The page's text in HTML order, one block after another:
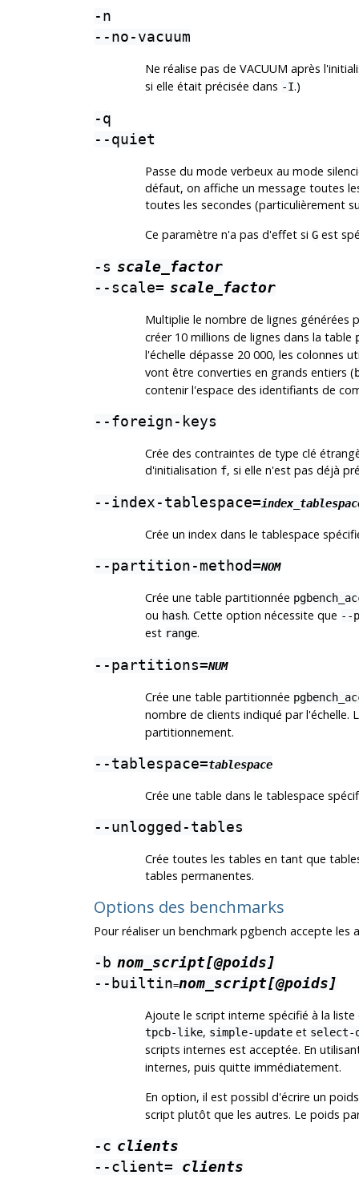
-n
--no-vacuum
Ne réalise pas de VACUUM après
si elle était précisée dans -I.)
-q
--quiet
Passe du mode verbeux au mode
défaut, on affiche un message toutes
toutes les secondes (particulièrement
Ce paramètre n'a pas d'effet si Gest
-s scale_factor
--scale= scale_factor
Multiplie le nombre de lignes générées
créer 10 millions de lignes dans la table
l'échelle dépasse 20 000, les colonnes
vont être converties en grands entiers (
contenir l'espace des identifiants de
--foreign-keys
Crée des contraintes de type clé
d'initialisation f, si elle n'est pas déjà
--index-tablespace=
Crée un index dans le tablespace
--partition-method=NOM
Crée une table partitionnée
ou hash. Cette option nécessite que --
est range.
--partitions=NUM
Crée une table partitionnée
nombre de clients indiqué par l'échelle.
partitionnement.
--tablespace=tablespace
Crée une table dans le tablespace
--unlogged-tables
Crée toutes les tables en tant que
tables permanentes.
Options des benchmarks
Pour réaliser un benchmark pgbench accepte les
-b nom_script[@poids]
--builtin=nom_script[@poids]
Ajoute le script interne spécifié à la
tpcb-like, simple-updateet select-
scripts internes est acceptée. En
internes, puis quitte immédiatement.
En option, il est possibl d'écrire un
script plutôt que les autres. Le poids
-c clients
--client= clients